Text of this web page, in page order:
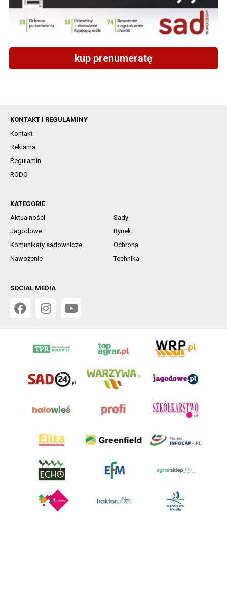
kup prenumeratę
KONTAKT I REGULAMINY
Kontakt
Reklama
Regulamin
RODO
KATEGORIE
Aktualności
Sady
Jagodowe
Rynek
Komunikaty sadownicze
Ochrona
Nawożenie
Technika
SOCIAL MEDIA